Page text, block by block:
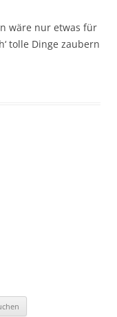
wäre nur etwas für
tolle Dinge zaubern